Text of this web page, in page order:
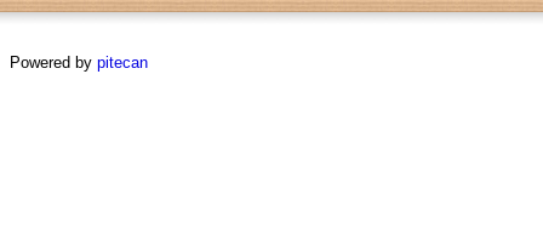
Powered by pitecan